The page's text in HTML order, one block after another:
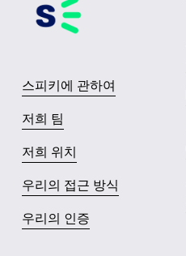
스피키에 관하여
저희 팀
저희 위치
우리의 접근 방식
우리의 인증